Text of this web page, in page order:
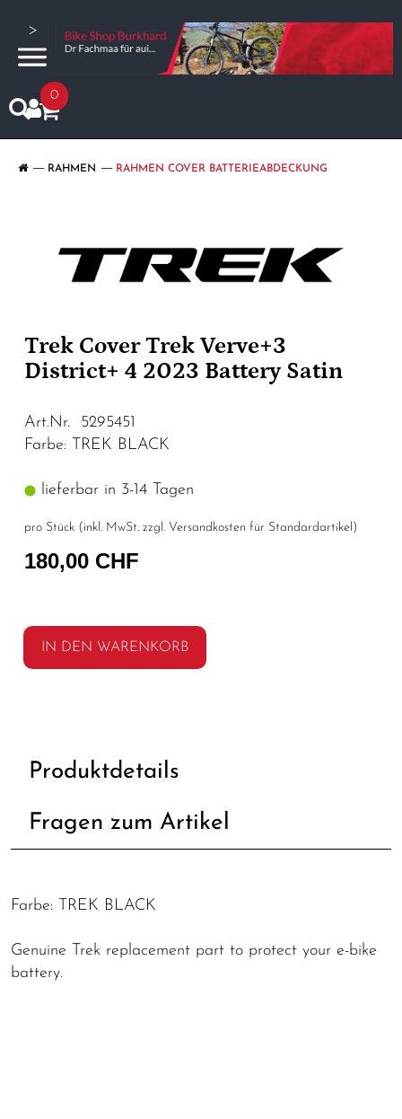
>
0
RAHMEN RAHMEN COVER BATTERIEABDECKUNG
Trek Cover Trek Verve+3
District+ 4 2023 Battery Satin
Art.Nr. 5295451
Farbe: TREK BLACK
lieferbar in 3-14 Tagen
pro Stück (inkl. MwSt. zzgl. Versandkosten für Standardartikel )
180,00 CHF
IN DEN WARENKORB
Produktdetails
Fragen zum Artikel
Farbe: TREK BLACK
Genuine Trek replacement part to protect your e-bike
battery.